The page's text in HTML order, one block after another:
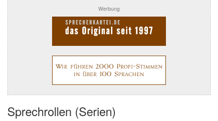
Werbung
Sprechrollen (Serien)